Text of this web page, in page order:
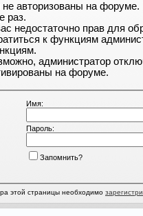
авторизованы на форуме.
раз.
недостаточно прав для
к функциям
администратор
на форуме.
Имя:
Пароль:
Запомнить?
этой страницы необходимо